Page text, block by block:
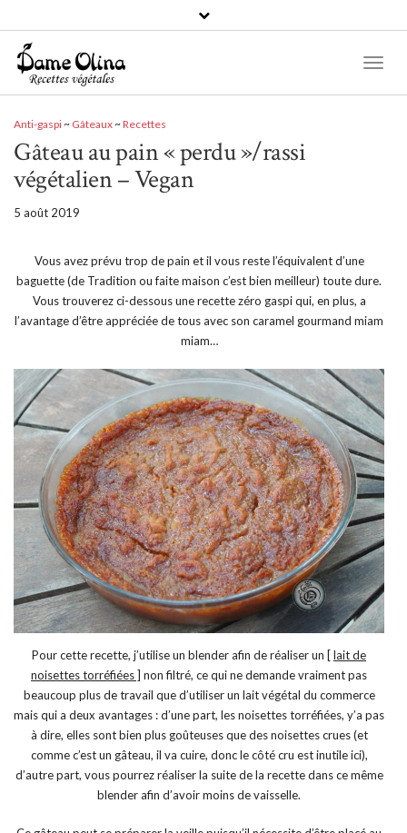
Recettes par catégories
Recettes
Anti-gaspi~ Gâteaux~Recettes
Gâteau au pain « perdu »/rassi
végétalien – Vegan
5 août 2019
Vous avez prévu trop de pain et il vous reste l’équivalent d’une
baguette (de Tradition ou faite maison c’est bien meilleur) toute dure.
Vous trouverez ci-dessous une recette zéro gaspi qui, en plus, a
l’avantage d’être appréciée de tous avec son caramel gourmand miam
miam…
Pour cette recette, j’utilise un blender afin de réaliser un [lait de
noisettes torréfiées ] non filtré, ce qui ne demande vraiment pas
beaucoup plus de travail que d’utiliser un lait végétal du commerce
mais qui a deux avantages : d’une part, les noisettes torréfiées, y’a pas
à dire, elles sont bien plus goûteuses que des noisettes crues (et
comme c’est un gâteau, il va cuire, donc le côté cru est inutile ici),
d’autre part, vous pourrez réaliser la suite de la recette dans ce même
blender afin d’avoir moins de vaisselle.